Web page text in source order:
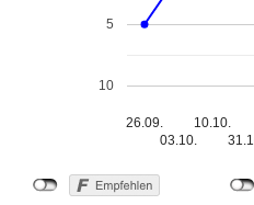
26.09.
03.10.
10.10.
5
10